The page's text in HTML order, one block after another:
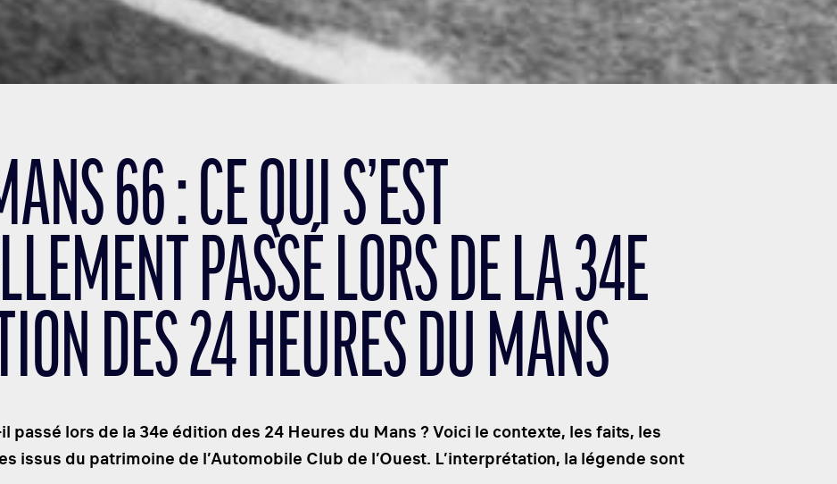
66 : CE QUI S’EST
PASSÉ LORS DE LA 34E
DES 24 HEURES DU MANS
il passé lors de la 34e édition des 24 Heures du Mans ? Voici le contexte, les faits, les
issus du patrimoine de l’Automobile Club de l’Ouest. L’interprétation, la légende sont